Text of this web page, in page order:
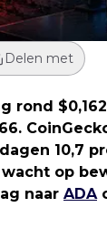
Delen met
rond
10,7
op
naar ADA